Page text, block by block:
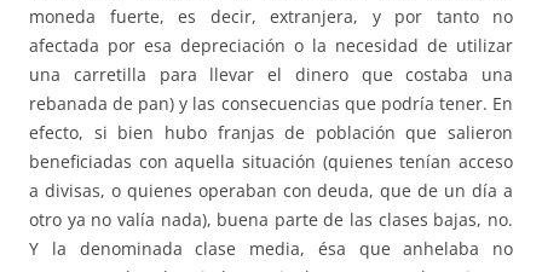
moneda fuerte, es decir, extranjera, y por tanto no
afectada por esa depreciación o la necesidad de utilizar
una carretilla para llevar el dinero que costaba una
rebanada de pan) y las consecuencias que podría tener. En
efecto, si bien hubo franjas de población que salieron
beneficiadas con aquella situación (quienes tenían acceso
a divisas, o quienes operaban con deuda, que de un día a
otro ya no valía nada), buena parte de las clases bajas, no.
Y la denominada clase media, ésa que anhelaba no